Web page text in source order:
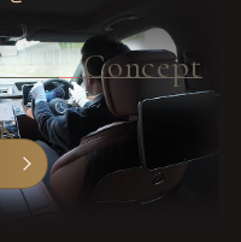
Concept